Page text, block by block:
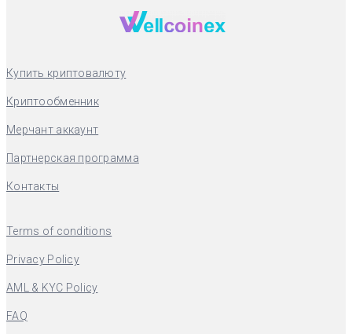
Купить криптовалюту
Криптообменник
Мерчант аккаунт
Партнерская программа
Контакты
Terms of conditions
Privacy Policy
AML & KYC Policy
FAQ